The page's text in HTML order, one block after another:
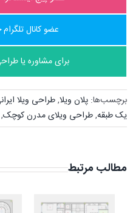
عضو کانال
برای مشاوره یا
برچسب‌ها: پلان ویلا,طراحی ویلا
یک طبقه,طراحی ویلای مدرن کوچک,
مطالب مرتبط